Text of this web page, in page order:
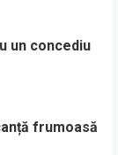
un concediu
frumoasă